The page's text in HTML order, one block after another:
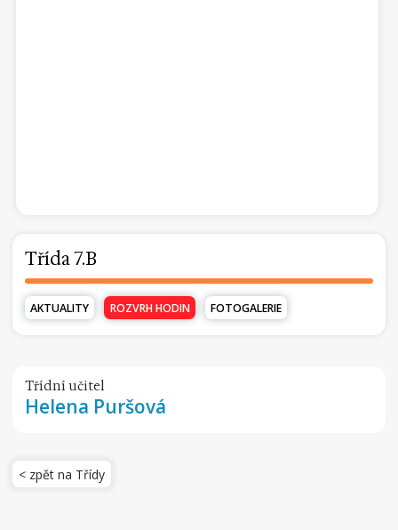
Třída 7.B
AKTUALITY ROZVRH HODIN FOTOGALERIE
Třídní učitel
Helena Puršová
< zpět na Třídy